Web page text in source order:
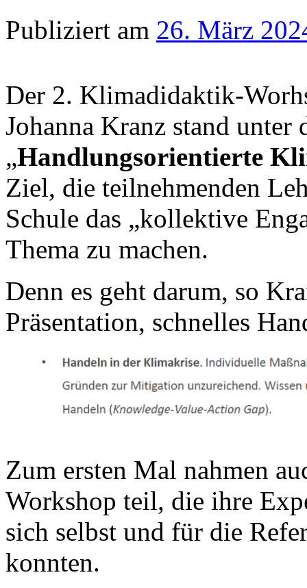
Publiziert am 26. März
Der 2. Klimadidaktik-
Johanna Kranz stand unter
„Handlungsorientierte
Ziel, die teilnehmenden
Schule das „kollektive
Thema zu machen.
Denn es geht darum, so
Präsentation, schnelles
Zum ersten Mal nahmen
Workshop teil, die ihre
sich selbst und für die
konnten.